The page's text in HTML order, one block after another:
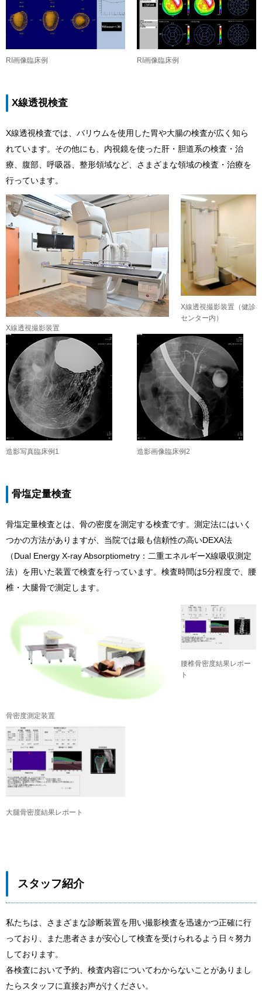
RI画像臨床例 RI画像臨床例
X線透視検査
X線透視検査では、バリウムを使用した胃や大腸の検査が広く知ら
れています。その他にも、内視鏡を使った肝・胆道系の検査・治
療、腹部、呼吸器、整形領域など、さまざまな領域の検査・治療を
行っています。
X線透視撮影装置
X線透視撮影装置（健診
センター内）
造影写真臨床例1 造影画像臨床例2
骨塩定量検査
骨塩定量検査とは、骨の密度を測定する検査です。測定法にはいく
つかの方法がありますが、当院では最も信頼性の高いDEXA法
（Dual Energy X-ray Absorptiometry：二重エネルギーX線吸収測定
法）を用いた装置で検査を行っています。検査時間は5分程度で、腰
椎・大腿骨で測定します。
骨密度測定装置
腰椎骨密度結果レポー
ト
大腿骨密度結果レポート
スタッフ紹介
私たちは、さまざまな診断装置を用い撮影検査を迅速かつ正確に行
っており、また患者さまが安心して検査を受けられるよう日々努力
しております。
各検査において予約、検査内容についてわからないことがありまし
たらスタッフに直接お声がけください。